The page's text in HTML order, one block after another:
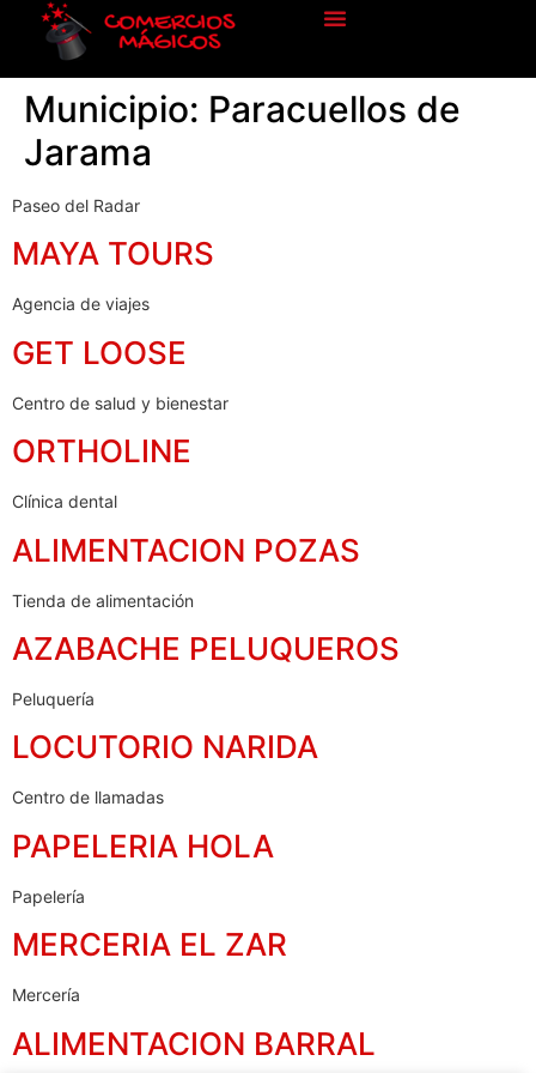
Municipio: Paracuellos de
Jarama
Paseo del Radar
MAYA TOURS
Agencia de viajes
GET LOOSE
Centro de salud y bienestar
ORTHOLINE
Clínica dental
ALIMENTACION POZAS
Tienda de alimentación
AZABACHE PELUQUEROS
Peluquería
LOCUTORIO NARIDA
Centro de llamadas
PAPELERIA HOLA
Papelería
MERCERIA EL ZAR
Mercería
ALIMENTACION BARRAL